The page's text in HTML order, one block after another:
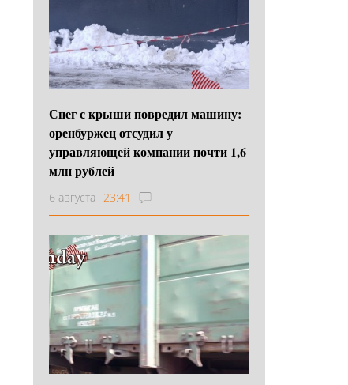
Снег с крыши повредил машину:
оренбуржец отсудил у
управляющей компании почти 1,6
млн рублей
6 августа 23:41